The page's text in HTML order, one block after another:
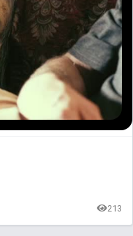
213